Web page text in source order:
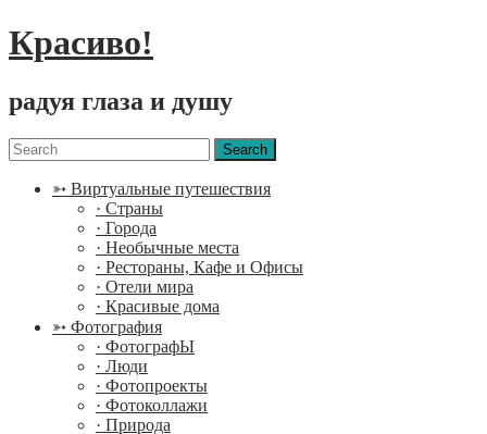
Красиво!
радуя глаза и душу
Menu
Search
for:
➳ Виртуальные путешествия
· Страны
· Города
· Необычные места
· Рестораны, Кафе и Офисы
· Отели мира
· Красивые дома
➳ Фотография
· ФотографЫ
· Люди
· Фотопроекты
· Фотоколлажи
· Природа